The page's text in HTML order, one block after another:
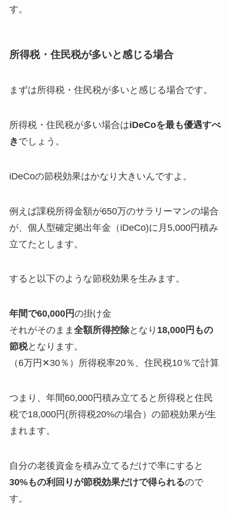
す。
所得税・住民税が多いと感じる場合
まずは所得税・住民税が多いと感じる場合です。
所得税・住民税が多い場合はiDeCoを最も優遇すべ
き でしょう。
iDeCoの節税効果はかなり大きいんですよ。
例えば課税所得金額が650万のサラリーマンの場合
が、個人型確定拠出年金（iDeCo)に月5,000円積み
立てたとします。
すると以下のような節税効果を生みます。
年間で60,000円の掛け金
それがそのまま 全額所得控除となり 18,000円もの
節税となります。
（6万円✕30％）所得税率20％、住民税10％で計算
つまり、年間60,000円積み立てると所得税と住民
税で18,000円(所得税20%の場合）の節税効果が生
まれます。
自分の老後資金を積み立てるだけで率にすると
30%もの利回りが節税効果だけで得られるので
す。